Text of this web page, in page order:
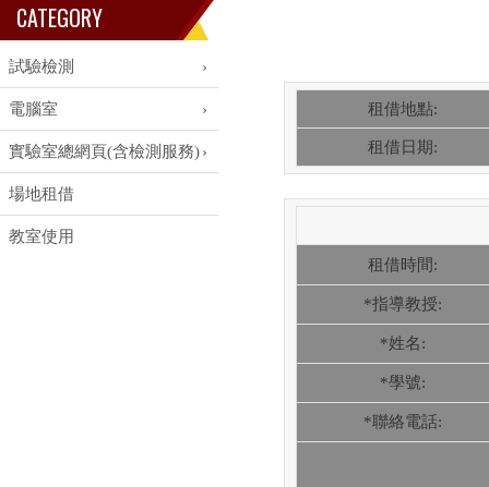
CATEGORY
試驗檢測
電腦室
實驗室總網頁(含檢測服務)
場地租借
教室使用
租借地點:
租借日期:
租借時間:
*指導教授:
*姓名:
*學號:
*聯絡電話: